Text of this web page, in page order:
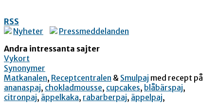
RSS
Nyheter
Pressmeddelanden
Andra intressanta sajter
Vykort
Synonymer
Matkanalen, Receptcentralen & Smulpaj med recept på
ananaspaj, chokladmousse, cupcakes, blåbärspaj,
citronpaj, äppelkaka, rabarberpaj, äppelpaj,